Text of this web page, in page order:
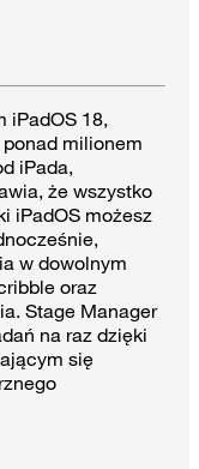
iPadOS 18,
milionem
iPada,
że wszystko
iPadOS możesz
w dowolnym
oraz
Stage Manager
na raz dzięki
się